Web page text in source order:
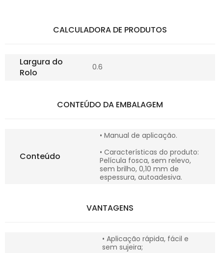
CALCULADORA DE PRODUTOS
Largura do
Rolo
0.6
CONTEÚDO DA EMBALAGEM
Conteúdo
• Manual de aplicação.
• Características do produto:
Película fosca, sem relevo,
sem brilho, 0,10 mm de
espessura, autoadesiva.
VANTAGENS
• Aplicação rápida, fácil e
sem sujeira;